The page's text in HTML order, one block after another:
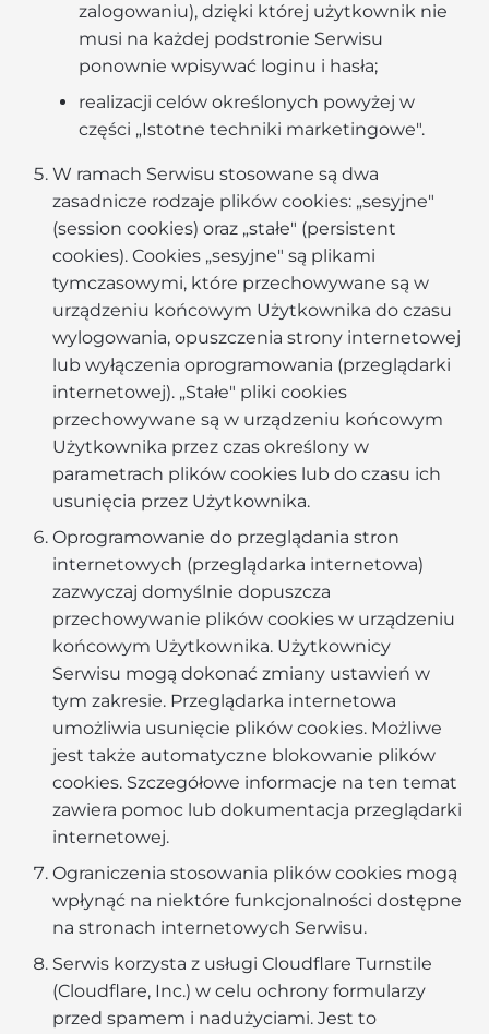
zalogowaniu), dzięki której użytkownik nie
musi na każdej podstronie Serwisu
ponownie wpisywać loginu i hasła;
realizacji celów określonych powyżej w
części „Istotne techniki marketingowe".
W ramach Serwisu stosowane są dwa
zasadnicze rodzaje plików cookies: „sesyjne"
(session cookies) oraz „stałe" (persistent
cookies). Cookies „sesyjne" są plikami
tymczasowymi, które przechowywane są w
urządzeniu końcowym Użytkownika do czasu
wylogowania, opuszczenia strony internetowej
lub wyłączenia oprogramowania (przeglądarki
internetowej). „Stałe" pliki cookies
przechowywane są w urządzeniu końcowym
Użytkownika przez czas określony w
parametrach plików cookies lub do czasu ich
usunięcia przez Użytkownika.
Oprogramowanie do przeglądania stron
internetowych (przeglądarka internetowa)
zazwyczaj domyślnie dopuszcza
przechowywanie plików cookies w urządzeniu
końcowym Użytkownika. Użytkownicy
Serwisu mogą dokonać zmiany ustawień w
tym zakresie. Przeglądarka internetowa
umożliwia usunięcie plików cookies. Możliwe
jest także automatyczne blokowanie plików
cookies. Szczegółowe informacje na ten temat
zawiera pomoc lub dokumentacja przeglądarki
internetowej.
Ograniczenia stosowania plików cookies mogą
wpłynąć na niektóre funkcjonalności dostępne
na stronach internetowych Serwisu.
Serwis korzysta z usługi Cloudflare Turnstile
(Cloudflare, Inc.) w celu ochrony formularzy
przed spamem i nadużyciami. Jest to